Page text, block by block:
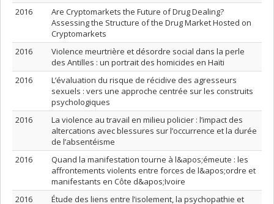
2016
Are Cryptomarkets the Future of Drug Dealing?
Assessing the Structure of the Drug Market Hosted on
Cryptomarkets
2016
Violence meurtrière et désordre social dans la perle
des Antilles : un portrait des homicides en Haïti
2016
L’évaluation du risque de récidive des agresseurs
sexuels : vers une approche centrée sur les construits
psychologiques
2016
La violence au travail en milieu policier : l’impact des
altercations avec blessures sur l’occurrence et la durée
de l’absentéisme
2016
Quand la manifestation tourne à l&apos;émeute : les
affrontements violents entre forces de l&apos;ordre et
manifestants en Côte d&apos;Ivoire
2016
Étude des liens entre l’isolement, la psychopathie et